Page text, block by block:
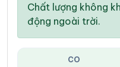
Chất lượng không
động ngoài trời.
CO